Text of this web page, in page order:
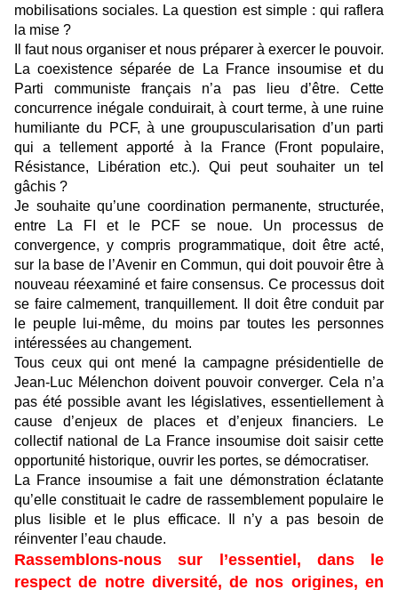
mobilisations sociales. La question est simple : qui raflera
la mise ?
Il faut nous organiser et nous préparer à exercer le pouvoir.
La coexistence séparée de La France insoumise et du
Parti communiste français n’a pas lieu d’être. Cette
concurrence inégale conduirait, à court terme, à une ruine
humiliante du PCF, à une groupuscularisation d’un parti
qui a tellement apporté à la France (Front populaire,
Résistance, Libération etc.). Qui peut souhaiter un tel
gâchis ?
Je souhaite qu’une coordination permanente, structurée,
entre La FI et le PCF se noue. Un processus de
convergence, y compris programmatique, doit être acté,
sur la base de l’Avenir en Commun, qui doit pouvoir être à
nouveau réexaminé et faire consensus. Ce processus doit
se faire calmement, tranquillement. Il doit être conduit par
le peuple lui-même, du moins par toutes les personnes
intéressées au changement.
Tous ceux qui ont mené la campagne présidentielle de
Jean-Luc Mélenchon doivent pouvoir converger. Cela n’a
pas été possible avant les législatives, essentiellement à
cause d’enjeux de places et d’enjeux financiers. Le
collectif national de La France insoumise doit saisir cette
opportunité historique, ouvrir les portes, se démocratiser.
La France insoumise a fait une démonstration éclatante
qu’elle constituait le cadre de rassemblement populaire le
plus lisible et le plus efficace. Il n’y a pas besoin de
réinventer l’eau chaude.
Rassemblons-nous sur l’essentiel, dans le
respect de notre diversité, de nos origines, en